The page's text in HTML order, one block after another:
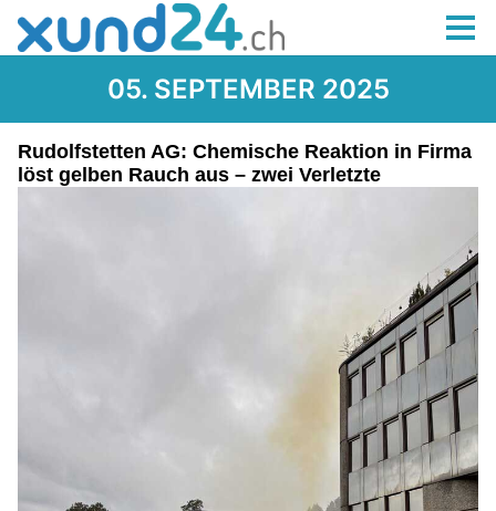
05. SEPTEMBER 2025
Rudolfstetten AG: Chemische Reaktion in Firma
löst gelben Rauch aus – zwei Verletzte